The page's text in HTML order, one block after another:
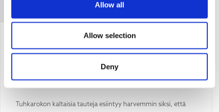
Allow all
Allow selection
Deny
Tämän väitteen kumoaminen
muuttuisivat vähemmän vakaviksi. Evoluutioon liittyy satunnaisia
prosesseja, joten taudinaiheuttajista voi tulla haitallisempia, kuten
koronaviruksen deltamuunnoksesta tuli.
Tuhkarokon kaltaisia tauteja esiintyy harvemmin siksi, että